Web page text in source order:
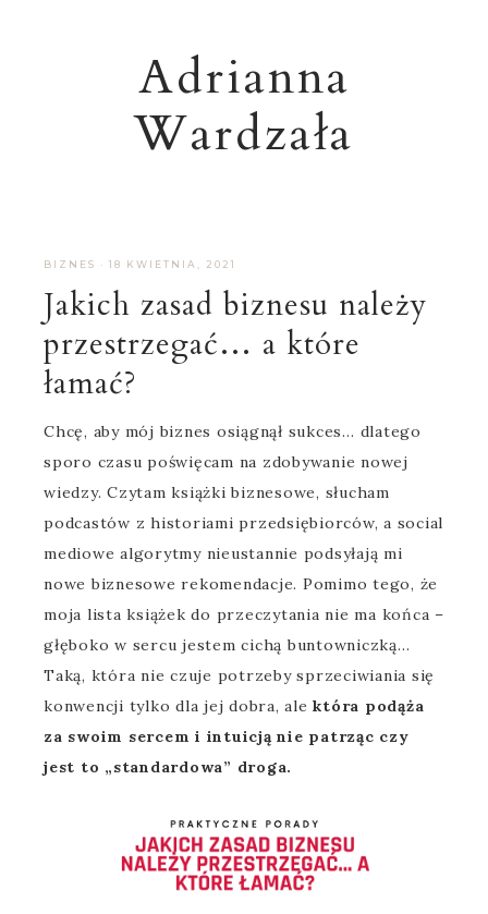
Adrianna
Wardzała
BIZNES · 18 KWIETNIA, 2021
Jakich zasad biznesu należy
przestrzegać… a które
łamać?
Chcę, aby mój biznes osiągnął sukces… dlatego
sporo czasu poświęcam na zdobywanie nowej
wiedzy. Czytam książki biznesowe, słucham
podcastów z historiami przedsiębiorców, a social
mediowe algorytmy nieustannie podsyłają mi
nowe biznesowe rekomendacje. Pomimo tego, że
moja lista książek do przeczytania nie ma końca –
głęboko w sercu jestem cichą buntowniczką…
Taką, która nie czuje potrzeby sprzeciwiania się
konwencji tylko dla jej dobra, alektóra podąża
za swoim sercem i intuicją nie patrząc czy
jest to „standardowa” droga.